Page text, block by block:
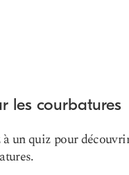
les courbatures
à un quiz pour